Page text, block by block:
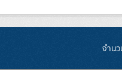
จำน